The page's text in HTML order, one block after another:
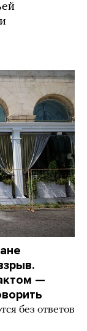
—
без ответов